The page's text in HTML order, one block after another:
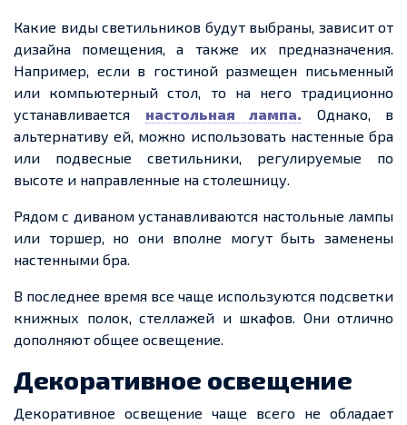
Какие виды светильников будут выбраны, зависит от
дизайна помещения, а также их предназначения.
Например, если в гостиной размещен письменный
или компьютерный стол, то на него традиционно
устанавливается настольная лампа. Однако, в
альтернативу ей, можно использовать настенные бра
или подвесные светильники, регулируемые по
высоте и направленные на столешницу.
Рядом с диваном устанавливаются настольные лампы
или торшер, но они вполне могут быть заменены
настенными бра.
В последнее время все чаще используются подсветки
книжных полок, стеллажей и шкафов. Они отлично
дополняют общее освещение.
Декоративное освещение
Декоративное освещение чаще всего не обладает